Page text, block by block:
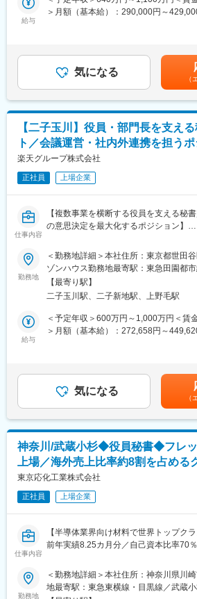
利用者様の気持ちを第一に考え、ご家
護サービスを複数展開している地域密
大手チェーンではありませんが、長年
変更の範囲：当法人関連施設の業務
迎します。
・社長が外部企業と面談後のフォロー
とし込み・社内展開）
・社長宛に寄せられる案件についての
等）
・必要に応じた社内外ステークホルダー
生しません。
再生可能エネルギー・スマートホーム
を展開。2030年には市場規模23兆円、
経営へ転換し、「エネルギーフリー社
る段階で、評価制度は成果重視で、挑
白味を体感できる環境です。スマート
者のエネルギー最適化を推進していく
変更の範囲：会社の定める業務
給与
＞月額（基本給）：290,000円～
業手当＞有＜給与補足＞＜賃金内訳＞
円～429,000円ライフプラン手当：
82,000円～154,000円 （固定残業時間
賞与：年2回（会社業績、個人の実績に
日様賞与：年2回賃金はあくまでも目安
て上下する可能性があります。月給(月
です。
気になる
（
【二子玉川】役員・部門長を支え
ト／会議運営・社内外連携を担う
楽天グループ株式会社
正社員 上場企業
仕事内容
【複数事業を横断する役員を支える秘
の意思決定を最大化するポジション】
事業拡大に伴い、役員の管掌領域・関
ます。役員の意思決定品質と実行速度
化するため、高い自走力とプロフェッ
秘書を増員します。
■業務詳細
（1）スケジュールマネジメント（優先
・役員のカレンダーを単に埋めるので
る／断る／委任する／代替案を出す）
（2）会議設計・意思決定支援
・重要会議の目的定義、アジェンダ設
前資料の回収・品質担保
者調整）
（3）コミュニケーション／リレーショ
・社内外のキーパーソンとの連絡・調整
・役員の意図や温度感を汲み取り、関係
・必要に応じた訪問／会食等の手配（
・出張手配、会議室、旅程、経費精算
・秘書業務に関わるツール運用・改善
（5）特命対応（状況判断力）
・突発対応（予定変更・緊急会議・対
勤務地
＜勤務地詳細＞本社住所：東京都世田
ゾンハウス勤務地最寄駅：東急田園都
対策：屋内全面禁煙変更の範囲：会社
ワーク含む）
【最寄り駅】
二子玉川駅、二子新地駅、上野毛駅
給与
＜予定年収＞600万円～1,000万円＜賃
＞月額（基本給）：272,658円～
上記はあくまで想定であり、ご経験、
きます。■給与改定年2回■賞与年2回■
も目安の金額であり、選考を通じて上
月給(月額)は固定手当を含めた表記です
気になる
（
神奈川/武蔵小杉◆役員秘書◆フレ
上場／海外売上比率約8割を占める
東京応化工業株式会社
正社員 上場企業
仕事内容
【半導体業界向け材料で世界トップク
前年実績8.25カ月分／自己資本比率70％
◆職務内容
ご入社後は営業本部、開発本部、材料
て担当秘書として従事し、役員の業務
勤務地
＜勤務地詳細＞本社住所：神奈川県川
地最寄駅：東急東横線・目黒線／武蔵小